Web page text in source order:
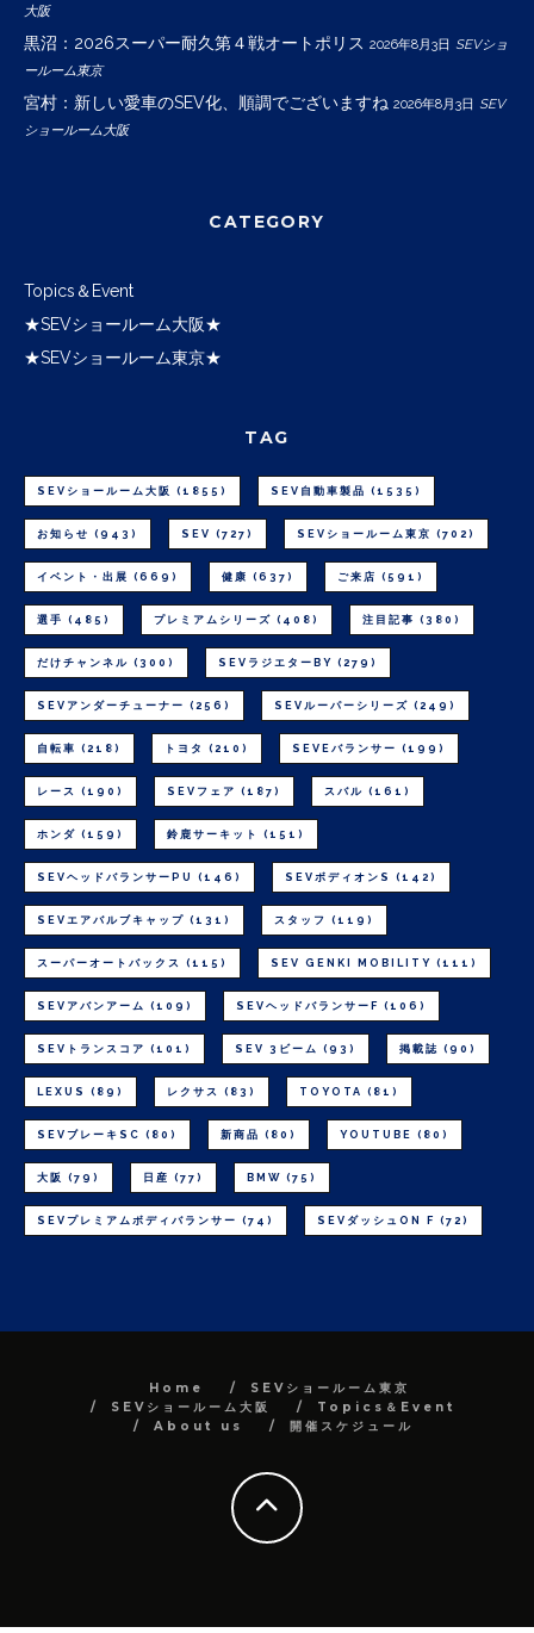
大阪
黒沼：2026スーパー耐久第４戦オートポリス 2026年8月3日 SEVショ
ールーム東京
宮村：新しい愛車のSEV化、順調でございますね 2026年8月3日 SEV
ショールーム大阪
CATEGORY
Topics＆Event
★SEVショールーム大阪★
★SEVショールーム東京★
TAG
SEVショールーム大阪 (1855) SEV自動車製品 (1535)
お知らせ (943) SEV (727) SEVショールーム東京 (702)
イベント・出展 (669) 健康 (637) ご来店 (591)
選手 (485) プレミアムシリーズ (408) 注目記事 (380)
だけチャンネル (300) SEVラジエターBY (279)
SEVアンダーチューナー (256) SEVルーパーシリーズ (249)
自転車 (218) トヨタ (210) SEVEバランサー (199)
レース (190) SEVフェア (187) スバル (161)
ホンダ (159) 鈴鹿サーキット (151)
SEVヘッドバランサーPU (146) SEVボディオンS (142)
SEVエアバルブキャップ (131) スタッフ (119)
スーパーオートバックス (115) SEV GENKI MOBILITY (111)
SEVアバンアーム (109) SEVヘッドバランサーF (106)
SEVトランスコア (101) SEV 3ビーム (93) 掲載誌 (90)
LEXUS (89) レクサス (83) TOYOTA (81)
SEVブレーキSC (80) 新商品 (80) YOUTUBE (80)
大阪 (79) 日産 (77) BMW (75)
SEVプレミアムボディバランサー (74) SEVダッシュON F (72)
Home
SEVショールーム東京
SEVショールーム大阪
Topics＆Event
About us
開催スケジュール